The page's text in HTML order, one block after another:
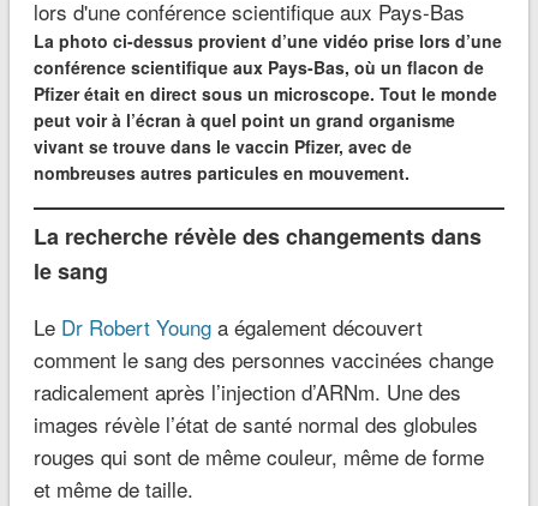
La photo ci-dessus provient d’une vidéo prise lors d’une
conférence scientifique aux Pays-Bas, où un flacon de
Pfizer était en direct sous un microscope. Tout le monde
peut voir à l’écran à quel point un grand organisme
vivant se trouve dans le vaccin Pfizer, avec de
nombreuses autres particules en mouvement.
La recherche révèle des changements dans
le sang
Le Dr Robert Younga également découvert
comment le sang des personnes vaccinées change
radicalement après l’injection d’ARNm. Une des
images révèle l’état de santé normal des globules
rouges qui sont de même couleur, même de forme
et même de taille.